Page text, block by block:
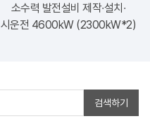
소수력 발전설비 제작∙설치∙
시운전 4600kW (2300kW*2)
검색하기